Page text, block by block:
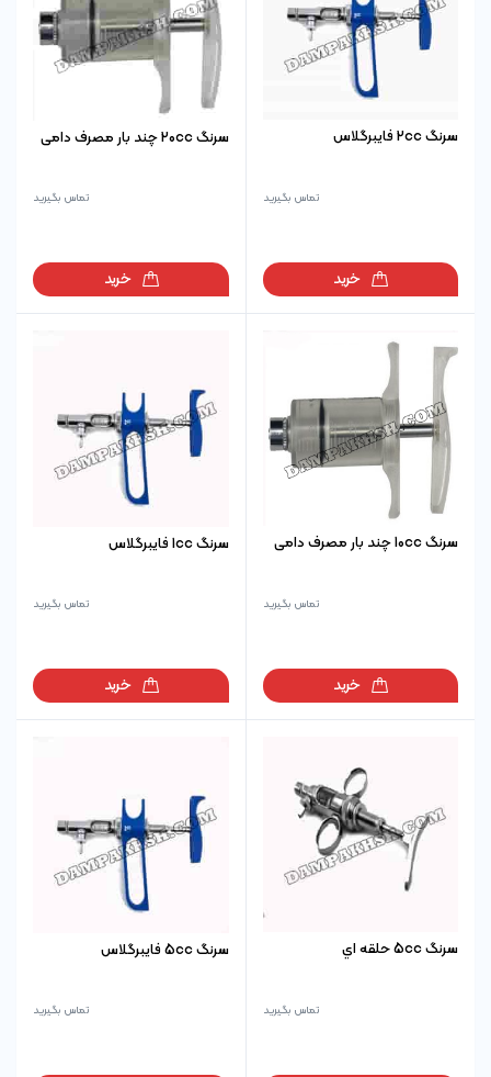
سرنگ 2cc فایبرگلاس
تماس بگیرید
خرید
سرنگ 20cc چند بار مصرف دامی
تماس بگیرید
خرید
سرنگ 10cc چند بار مصرف دامی
تماس بگیرید
خرید
سرنگ 1cc فایبرگلاس
تماس بگیرید
خرید
سرنگ 5cc حلقه اي
تماس بگیرید
سرنگ 5cc فایبرگلاس
تماس بگیرید